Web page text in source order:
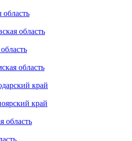
область
область
край
край
область